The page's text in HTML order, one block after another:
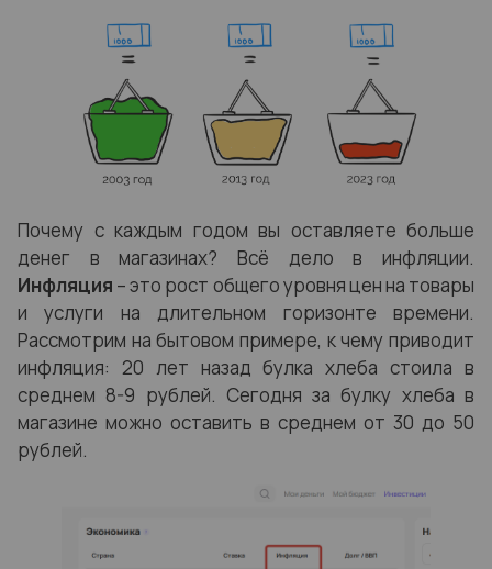
Почему с каждым годом вы оставляете больше
денег в магазинах? Всё дело в инфляции.
Инфляция – это рост общего уровня цен на товары
и услуги на длительном горизонте времени.
Рассмотрим на бытовом примере, к чему приводит
инфляция: 20 лет назад булка хлеба стоила в
среднем 8-9 рублей. Сегодня за булку хлеба в
магазине можно оставить в среднем от 30 до 50
рублей.